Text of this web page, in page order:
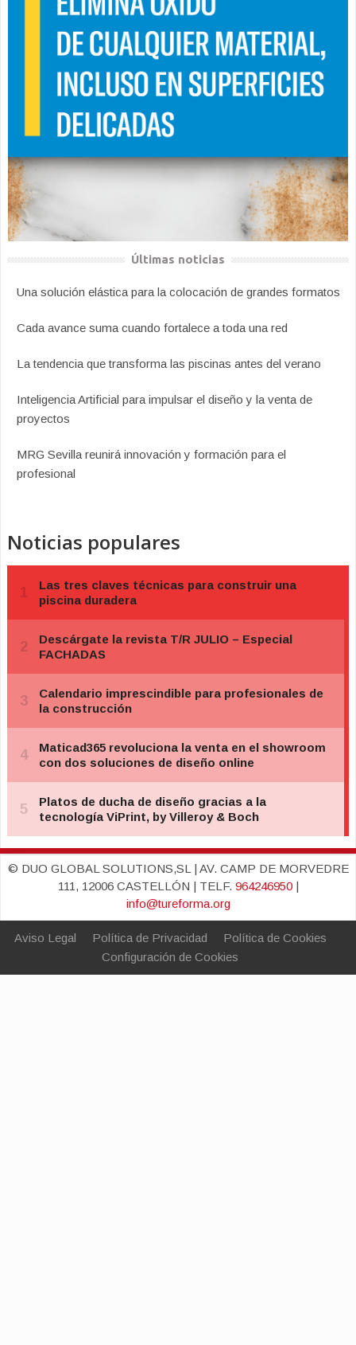
Últimas noticias
Una solución elástica para la colocación de grandes formatos
Cada avance suma cuando fortalece a toda una red
La tendencia que transforma las piscinas antes del verano
Inteligencia Artificial para impulsar el diseño y la venta de
proyectos
MRG Sevilla reunirá innovación y formación para el
profesional
Noticias populares
© DUO GLOBAL SOLUTIONS,SL | AV. CAMP DE MORVEDRE
111, 12006 CASTELLÓN | TELF. 964246950|
info@tureforma.org
Aviso Legal Política de Privacidad
Política de Cookies
Configuración de Cookies